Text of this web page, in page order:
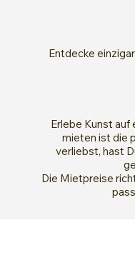
Entdecke
Erlebe Kunst auf
mieten ist die
verliebst, hast
Die Mietpreise